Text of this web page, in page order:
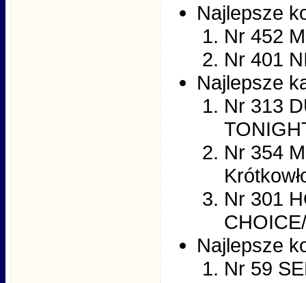
Najlepsze
Nr 452
Nr 401
Najlepsze
Nr 313
Nr 354
Nr 301
Najlepsze
Nr 59